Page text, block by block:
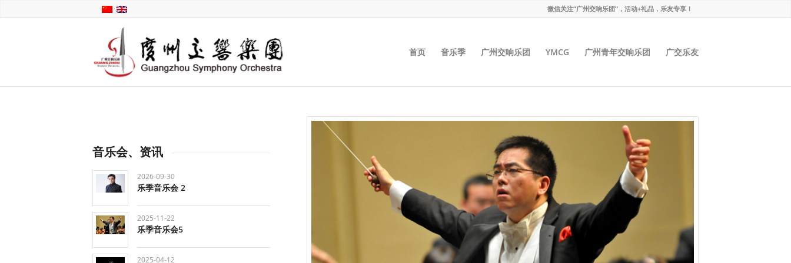
微信关注“广州交响乐团”，活动+礼品，乐友专享！
首页 音乐季 广州交响乐团 YMCG 广州青年交响乐团 广交乐友
音乐会、资讯
2026-09-30
乐季音乐会 2
2025-11-22
乐季音乐会5
2025-04-12